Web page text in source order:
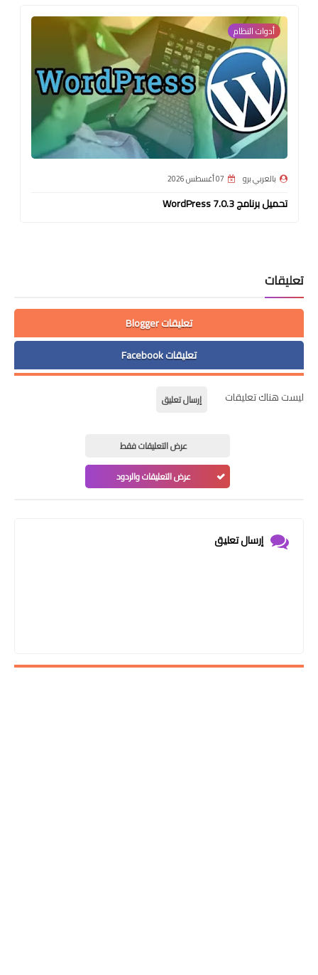
أدوات النظام
بالعربي برو 07 أغسطس 2026
تحميل برنامج WordPress 7.0.3
تعليقات
تعليقات Blogger
تعليقات Facebook
ليست هناك تعليقات إرسال تعليق
عرض التعليقات فقط
عرض التعليقات والردود
إرسال تعليق